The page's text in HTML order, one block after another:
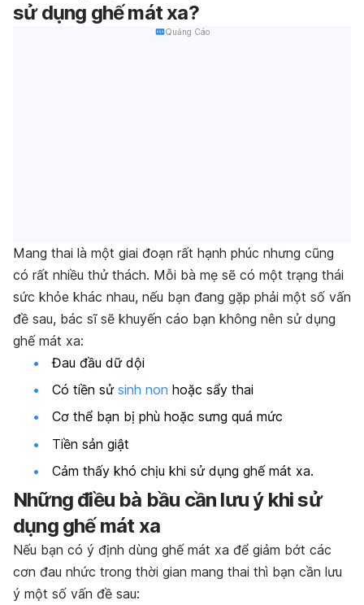
sử dụng ghế mát xa?
Quảng Cáo
Mang thai là một giai đoạn rất hạnh phúc nhưng cũng
có rất nhiều thử thách. Mỗi bà mẹ sẽ có một trạng thái
sức khỏe khác nhau, nếu bạn đang gặp phải một số vấn
đề sau, bác sĩ sẽ khuyến cáo bạn không nên sử dụng
ghế mát xa:
Đau đầu dữ dội
Có tiền sử sinh non hoặc sẩy thai
Cơ thể bạn bị phù hoặc sưng quá mức
Tiền sản giật
Cảm thấy khó chịu khi sử dụng ghế mát xa.
Những điều bà bầu cần lưu ý khi sử
dụng ghế mát xa
Nếu bạn có ý định dùng ghế mát xa để giảm bớt các
cơn đau nhức trong thời gian mang thai thì bạn cần lưu
ý một số vấn đề sau: